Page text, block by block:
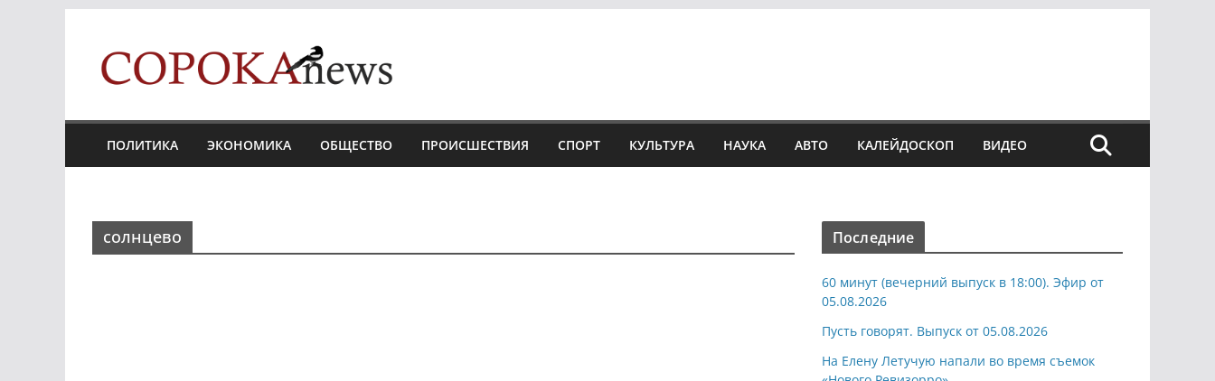
content
ПОЛИТИКА ЭКОНОМИКА ОБЩЕСТВО ПРОИСШЕСТВИЯ СПОРТ КУЛЬТУРА НАУКА АВТО КАЛЕЙДОСКОП ВИДЕО
солнцево Последние
60 минут (вечерний выпуск в 18:00). Эфир от
05.08.2026
Пусть говорят. Выпуск от 05.08.2026
На Елену Летучую напали во время съемок